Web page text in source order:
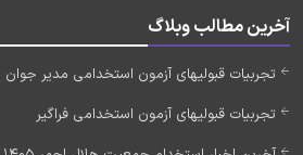
آخرین مطالب وبلاگ
تجربیات قبولیهای آزمون استخدامی مدیر جوان
تجربیات قبولیهای آزمون استخدامی فراگیر